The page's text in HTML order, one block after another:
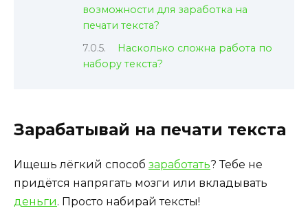
возможности для заработка на
печати текста?
Насколько сложна работа по
набору текста?
Зарабатывай на печати текста
Ищешь лёгкий способ заработать? Тебе не
придётся напрягать мозги или вкладывать
деньги. Просто набирай тексты!